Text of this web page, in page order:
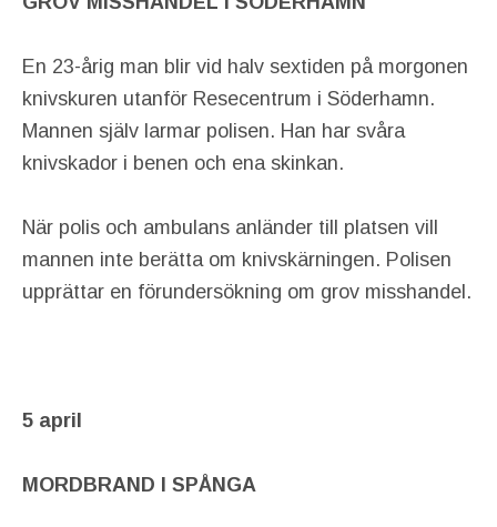
En 23-årig man blir vid halv sextiden på morgonen
knivskuren utanför Resecentrum i Söderhamn.
Mannen själv larmar polisen. Han har svåra
knivskador i benen och ena skinkan.
När polis och ambulans anländer till platsen vill
mannen inte berätta om knivskärningen. Polisen
upprättar en förundersökning om grov misshandel.
5 april
MORDBRAND I SPÅNGA